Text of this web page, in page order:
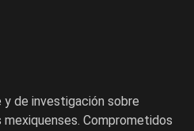
de investigación sobre
Comprometidos